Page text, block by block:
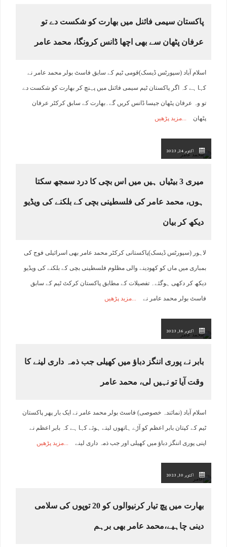
پاکستان سیمی فائنل میں بھارت کو شکست دے تو
عرفان پٹھان سے بھی اچھا ڈانس کرونگا، محمد عامر
اسلام آباد (سپورٹس ڈیسک)قومی ٹیم کے سابق فاسٹ بولر محمد عامر نے
کہا ہے کہ اگر پاکستان ٹیم سیمی فائنل میں پہنچ کر بھارت کو شکست دے
تو وہ عرفان پٹھان جیسا ڈانس کریں گے۔بھارت کے سابق کرکٹر عرفان
پٹھان مزید پڑھیں
اکتوبر 24, 2023
میری 3 بیٹیاں ہیں میں اس بچی کا درد سمجھ سکتا
ہوں، محمد عامر کی فلسطینی بچی کے بلکنے کی ویڈیو
دیکھ کر بیان
لاہور (سپورٹس ڈیسک)پاکستانی کرکٹر محمد عامر بھی اسرائیلی فوج کی
بمباری میں ماں کو کھودینے والی مظلوم فلسطینی بچی کے بلکنے کی ویڈیو
دیکھ کر دکھی ہوگئے۔ تفصیلات کے مطابق پاکستان کرکٹ ٹیم کے سابق
فاسٹ بولر محمد عامر نے مزید پڑھیں
اکتوبر 16, 2023
بابر نے پوری اننگز دباؤ میں کھیلی جب ذمہ داری لینے کا
وقت آیا تو نہیں لی، محمد عامر
اسلام آباد (نمائندہ خصوصی) فاسٹ بولر محمد عامر نے ایک بار پھر پاکستان
ٹیم کے کپتان بابر اعظم کو آڑے ہاتھوں لیتے ہوئے کہا ہے کہ بابر اعظم نے
اپنی پوری اننگز دباؤ میں کھیلی اور جب ذمہ داری لینے مزید پڑھیں
اکتوبر 10, 2023
بھارت میں پچ تیار کرنیوالوں کو 20 توپوں کی سلامی
دینی چاہیے،محمد عامر بھی برہم